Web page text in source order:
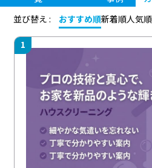
並び替え :
おすすめ順新着順人気順
1